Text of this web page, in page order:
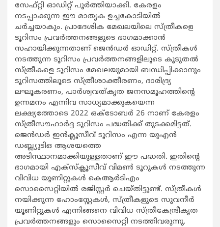
സേഫ്റ്റി ഓഡിറ്റ് പൂര്‍ത്തിയാക്കി. കേരളം
നടപ്പാക്കുന്ന ഈ മാതൃക ഉച്ചകോടിയില്‍
ചര്‍ച്ചയാകും. പ്രാദേശിക മേഖലയിലെ സ്ത്രീകളെ
ടൂറിസം പ്രവര്‍ത്തനങ്ങളുടെ ഭാഗമാക്കാന്‍
സഹായിക്കുന്നതാണ് ജെന്‍ഡര്‍ ഓഡിറ്റ്. സ്ത്രീകള്‍
നടത്തുന്ന ടൂറിസം പ്രവര്‍ത്തനങ്ങളിലൂടെ കൂടുതല്‍
സ്ത്രീകളെ ടൂറിസം മേഖലയുമായി ബന്ധിപ്പിക്കാനും
ടൂറിസത്തിലൂടെ സ്ത്രീശാക്തീരണം, ദാരിദ്ര്യ
ലഘൂകരണം, പാര്‍ശ്വവത്കൃത ജനസമൂഹത്തിന്‍റെ
ഉന്നമനം എന്നിവ സാധ്യമാക്കുകയെന്ന
ലക്ഷ്യത്തോടെ 2022 ഒക്ടോബര്‍ 26 നാണ് കേരളം
സ്ത്രീസൗഹാര്‍ദ്ദ ടൂറിസം പദ്ധതിക്ക് തുടക്കമിട്ടത്.
ജെന്‍ഡര്‍ ഇന്‍ക്ലൂസീവ് ടൂറിസം എന്ന യുഎന്‍
ഡബ്ല്യുടിഒ ആശയത്തെ
അടിസ്ഥാനമാക്കിയുള്ളതാണ് ഈ പദ്ധതി. ഇതിന്‍റെ
ഭാഗമായി എക്സ്ക്ലൂസീവ് വിമണ്‍ ടൂറുകള്‍ നടത്തുന്ന
വിവിധ യൂണിറ്റുകള്‍ കെആര്‍ടിഎം
സൊസൈറ്റിയില്‍ രജിസ്റ്റര്‍ ചെയ്തിട്ടുണ്ട്. സ്ത്രീകള്‍
നയിക്കുന്ന ഹോംസ്റ്റേകള്‍, സ്ത്രീകളുടെ സുവനീര്‍
യൂണിറ്റുകള്‍ എന്നിങ്ങനെ വിവിധ സ്ത്രീകേന്ദ്രീകൃത
പ്രവര്‍ത്തനങ്ങളും സൊസൈറ്റി നടത്തിവരുന്നു.